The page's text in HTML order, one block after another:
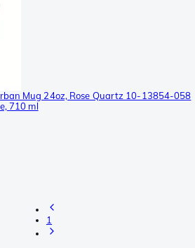
Mug 24oz, Rose Quartz 10-13854-058
710 ml
1